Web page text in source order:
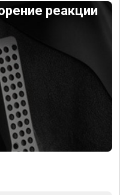
реакции